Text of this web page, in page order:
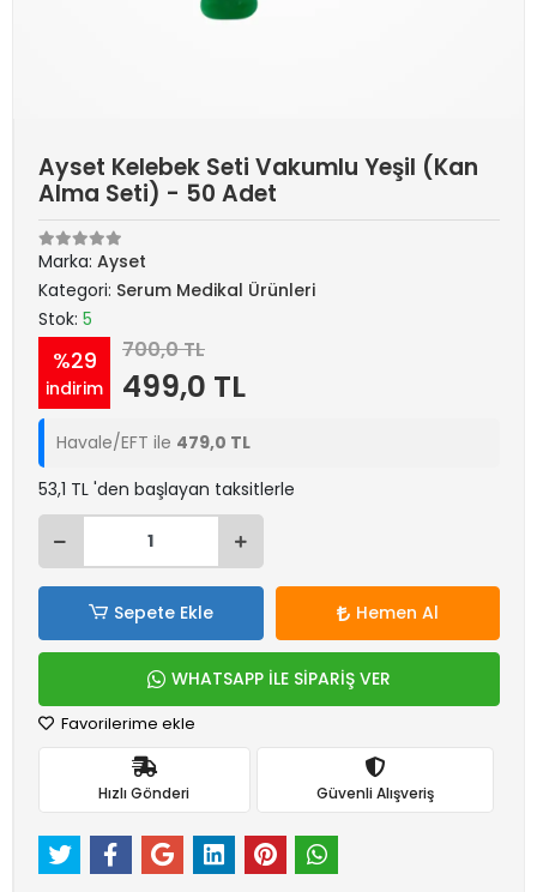
Ayset Kelebek Seti Vakumlu Yeşil (Kan
Alma Seti) - 50 Adet
Marka: Ayset
Kategori: Serum Medikal Ürünleri
Stok: 5
%29
indirim
700,0 TL
499,0 TL
Havale/EFT ile 479,0 TL
53,1 TL 'den başlayan taksitlerle
Sepete Ekle Hemen Al
WHATSAPP İLE SİPARİŞ VER
Favorilerime ekle
Hızlı Gönderi Güvenli Alışveriş